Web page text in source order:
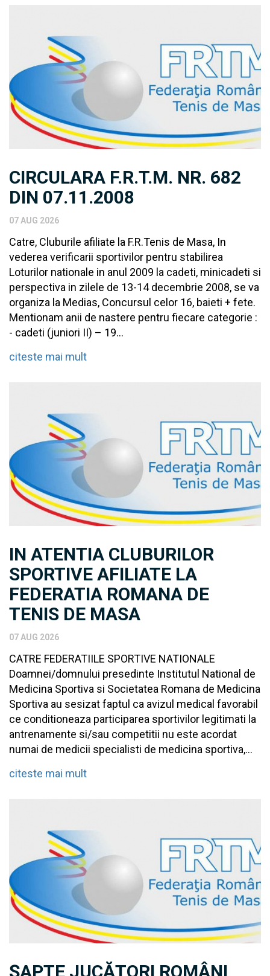
CIRCULARA F.R.T.M. NR. 682
DIN 07.11.2008
07 AUG 2026
Catre, Cluburile afiliate la F.R.Tenis de Masa, In
vederea verificarii sportivilor pentru stabilirea
Loturilor nationale in anul 2009 la cadeti, minicadeti si
perspectiva in zilele de 13-14 decembrie 2008, se va
organiza la Medias, Concursul celor 16, baieti + fete.
Mentionam anii de nastere pentru fiecare categorie :
- cadeti (juniori II) – 19...
citeste mai mult
IN ATENTIA CLUBURILOR
SPORTIVE AFILIATE LA
FEDERATIA ROMANA DE
TENIS DE MASA
07 AUG 2026
CATRE FEDERATIILE SPORTIVE NATIONALE
Doamnei/domnului presedinte Institutul National de
Medicina Sportiva si Societatea Romana de Medicina
Sportiva au sesizat faptul ca avizul medical favorabil
ce conditioneaza participarea sportivilor legitimati la
antrenamente si/sau competitii nu este acordat
numai de medicii specialisti de medicina sportiva,...
citeste mai mult
ȘAPTE JUCĂTORI ROMÂNI